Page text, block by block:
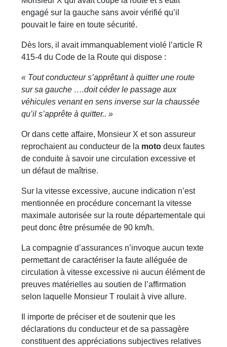
engagé sur la gauche sans avoir vérifié qu’il
pouvait le faire en toute sécurité.
Dès lors, il avait immanquablement violé l’article R
415-4 du Code de la Route qui dispose :
« Tout conducteur s’apprêtant à quitter une route
sur sa gauche ….doit céder le passage aux
véhicules venant en sens inverse sur la chaussée
qu’il s’apprête à quitter.. »
Or dans cette affaire, Monsieur X et son assureur
reprochaient au conducteur de la moto deux fautes
de conduite à savoir une circulation excessive et
un défaut de maîtrise.
Sur la vitesse excessive, aucune indication n’est
mentionnée en procédure concernant la vitesse
maximale autorisée sur la route départementale qui
peut donc être présumée de 90 km/h.
La compagnie d’assurances n’invoque aucun texte
permettant de caractériser la faute alléguée de
circulation à vitesse excessive ni aucun élément de
preuves matérielles au soutien de l’affirmation
selon laquelle Monsieur T roulait à vive allure.
Il importe de préciser et de soutenir que les
déclarations du conducteur et de sa passagère
constituent des appréciations subjectives relatives